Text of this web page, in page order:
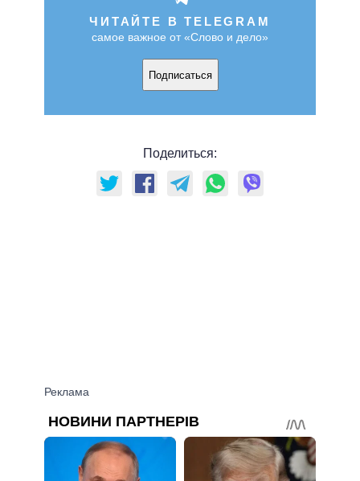
ЧИТАЙТЕ В TELEGRAM
самое важное от «Слово и дело»
Подписаться
Поделиться: